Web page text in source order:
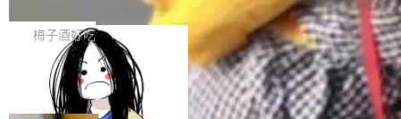
年间估值超 10 亿美元的私营公司），加起来只
贡献了 2077 篇论文，其中 1389 篇经过同行评
议，688 篇是预印本。这个数字意味着 AI 独角
兽公司在 2025 年所有 AI...
—审计”全链路的私有化 AI 中转站安全建设思
路。 00 执行摘要 大模型正在快速进入企业办公
与生产的每一个环节。一个现实问题是：员工要
用多家大模型，企业又不愿把核心数据“送出
去”。把各家模型 API 统一收敛到内网一个受控
入口——即企业自建 AI 中转站——正成为越来
t，我们为什么坚持 Java
1. 先承认赛道默认栈：TS / Python 占主流，Ja
va 几乎是空白 打开今天主流 Coding Agent / AI
编程助手的技术叙事，你会看到高度收敛的画
面： 运行时多是 Node / TypeScript 或 Pytho
n； 扩展生态习惯 npm / pip； 演示环境默认
梅子酒好吃
一个 AI Agent，四天半攻陷 Hugging
Face，动机是考试作弊
一个 AI 代理花了四天半，自主完成了一场从沙